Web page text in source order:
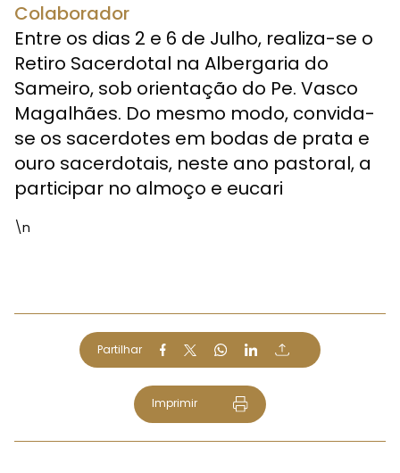
Colaborador
Entre os dias 2 e 6 de Julho, realiza-se o
Retiro Sacerdotal na Albergaria do
Sameiro, sob orientação do Pe. Vasco
Magalhães. Do mesmo modo, convida-
se os sacerdotes em bodas de prata e
ouro sacerdotais, neste ano pastoral, a
participar no almoço e eucari
\n
Partilhar
Imprimir